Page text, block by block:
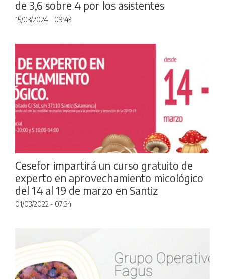
de 3,6 sobre 4 por los asistentes
15/03/2024 - 09:43
Cesefor impartirá un curso gratuito de
experto en aprovechamiento micológico
del 14 al 19 de marzo en Santiz
01/03/2022 - 07:34